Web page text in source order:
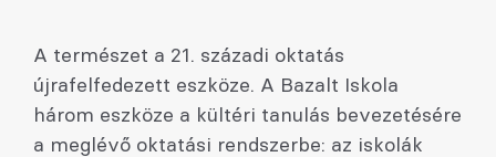
A természet a 21. századi oktatás
újrafelfedezett eszköze. A Bazalt Iskola
három eszköze a kültéri tanulás bevezetésére
a meglévő oktatási rendszerbe: az iskolák